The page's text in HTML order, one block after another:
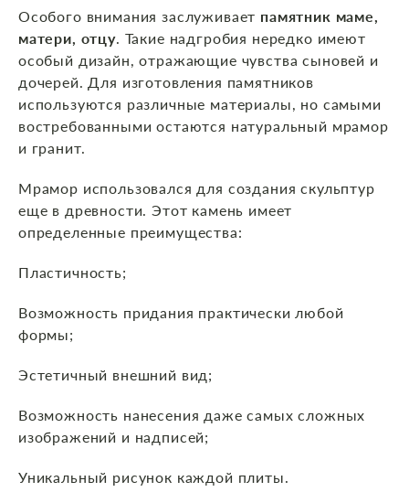
Особого внимания заслуживает памятник маме,
матери, отцу. Такие надгробия нередко имеют
особый дизайн, отражающие чувства сыновей и
дочерей. Для изготовления памятников
используются различные материалы, но самыми
востребованными остаются натуральный мрамор
и гранит.
Мрамор использовался для создания скульптур
еще в древности. Этот камень имеет
определенные преимущества:
Пластичность;
Возможность придания практически любой
формы;
Эстетичный внешний вид;
Возможность нанесения даже самых сложных
изображений и надписей;
Уникальный рисунок каждой плиты.